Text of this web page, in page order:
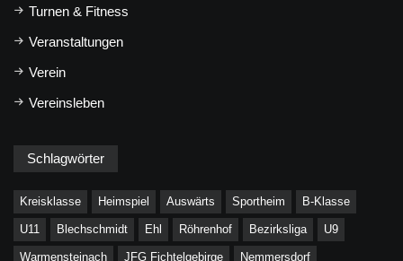
Turnen & Fitness
Veranstaltungen
Verein
Vereinsleben
Schlagwörter
Kreisklasse Heimspiel Auswärts Sportheim B-Klasse
U11 Blechschmidt Ehl Röhrenhof Bezirksliga U9
Warmensteinach JFG Fichtelgebirge Nemmersdorf